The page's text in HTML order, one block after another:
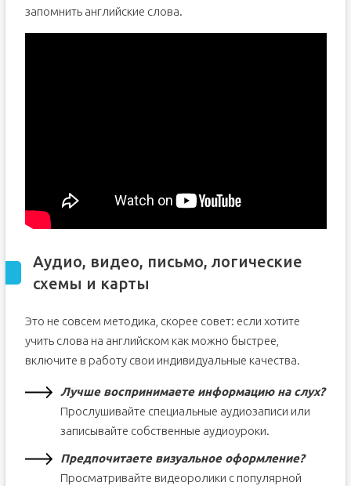
запомнить английские слова.
Аудио, видео, письмо, логические
схемы и карты
Это не совсем методика, скорее совет: если хотите
учить слова на английском как можно быстрее,
включите в работу свои индивидуальные качества.
Лучше воспринимаете информацию на слух?
Прослушивайте специальные аудиозаписи или
записывайте собственные аудиоуроки.
Предпочитаете визуальное оформление?
Просматривайте видеоролики с популярной